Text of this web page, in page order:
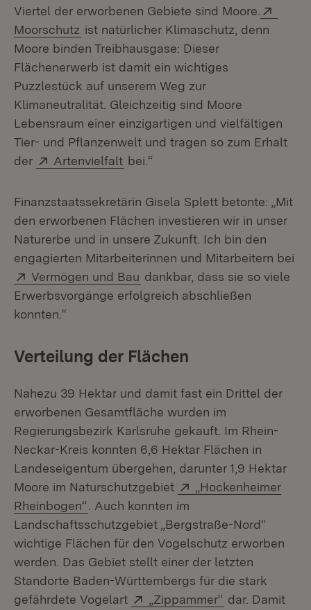
Viertel der erworbenen Gebiete sind Moore.
Moorschutz ist natürlicher Klimaschutz, denn
Moore binden Treibhausgase: Dieser
Flächenerwerb ist damit ein wichtiges
Puzzlestück auf unserem Weg zur
Klimaneutralität. Gleichzeitig sind Moore
Lebensraum einer einzigartigen und vielfältigen
Tier- und Pflanzenwelt und tragen so zum Erhalt
der
Extern:
Artenvielfalt (Öffnet in neuem Fenster)
bei.“
Finanzstaatssekretärin Gisela Splett betonte: „Mit
den erworbenen Flächen investieren wir in unser
Naturerbe und in unsere Zukunft. Ich bin den
engagierten Mitarbeiterinnen und Mitarbeitern bei
Extern:
Vermögen und Bau (Öffnet in neuem Fenster)
dankbar, dass sie so viele
Erwerbsvorgänge erfolgreich abschließen
konnten.“
Verteilung der Flächen
Nahezu 39 Hektar und damit fast ein Drittel der
erworbenen Gesamtfläche wurden im
Regierungsbezirk Karlsruhe gekauft. Im Rhein-
Neckar-Kreis konnten 6,6 Hektar Flächen in
Landeseigentum übergehen, darunter 1,9 Hektar
Moore im Naturschutzgebiet
Extern:
„Hockenheimer
Rheinbogen“ (Öffnet in neuem Fenster)
. Auch konnten im
Landschaftsschutzgebiet „Bergstraße-Nord“
wichtige Flächen für den Vogelschutz erworben
werden. Das Gebiet stellt einer der letzten
Standorte Baden-Württembergs für die stark
gefährdete Vogelart
Extern:
„Zippammer“ (Öffnet in
dar. Damit